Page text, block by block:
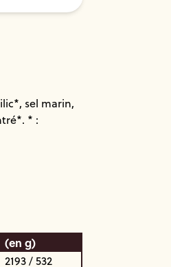
sel marin,
* :
(en g)
2193 / 532